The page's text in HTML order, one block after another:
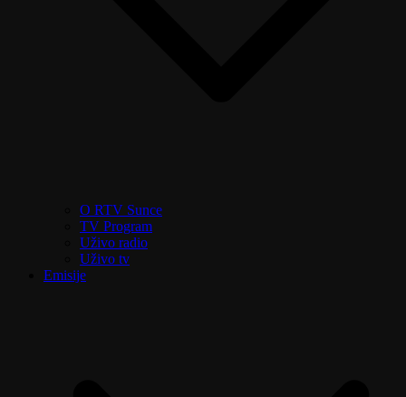
O RTV Sunce
TV Program
Uživo radio
Uživo tv
Emisije